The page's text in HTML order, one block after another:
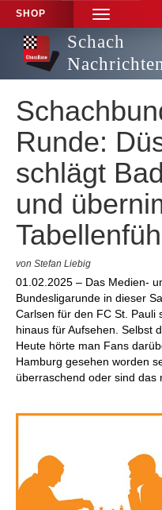
SHOP
TOGGLE
NAVIGATION
Schach
Runde:
schlägt
und
von Stefan Liebig
01.02.2025 – Das Medien-
Bundesligarunde in dieser
Carlsen für den FC St. Pauli
hinaus für Aufsehen. Selbst
Heute hörte man Fans
Hamburg gesehen worden
überraschend oder sind das